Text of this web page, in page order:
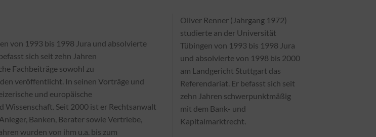
Oliver Renner (Jahrgang 1972)
studierte an der Universität
Tübingen von 1993 bis 1998 Jura
und absolvierte von 1998 bis 2000
am Landgericht Stuttgart das
Referendariat. Er befasst sich seit
zehn Jahren schwerpunktmäßig
mit dem Bank- und
Kapitalmarktrecht.
von 1993 bis 1998 Jura und absolvierte
sich seit zehn Jahren
Fachbeiträge sowohl zu
veröffentlicht. In seinen Vorträge und
und europäische
Seit 2000 ist er Rechtsanwalt
Banken, Berater sowie Vertriebe,
wurden von ihm u.a. bis zum